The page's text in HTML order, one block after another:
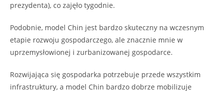
prezydenta), co zajęło tygodnie.
Podobnie, model Chin jest bardzo skuteczny na wczesnym
etapie rozwoju gospodarczego, ale znacznie mnie w
uprzemysłowionej i zurbanizowanej gospodarce.
Rozwijająca się gospodarka potrzebuje przede wszystkim
infrastruktury, a model Chin bardzo dobrze mobilizuje